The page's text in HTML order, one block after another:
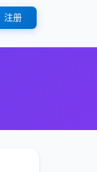
注册